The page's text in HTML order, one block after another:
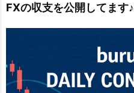
FXの収支を公開してます♪